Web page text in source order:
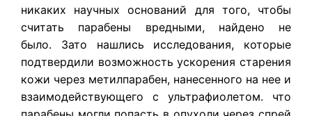
никаких научных оснований для того, чтобы
считать парабены вредными, найдено не
было. Зато нашлись исследования, которые
подтвердили возможность ускорения старения
кожи через метилпарабен, нанесенного на нее и
взаимодействующего с ультрафиолетом. что